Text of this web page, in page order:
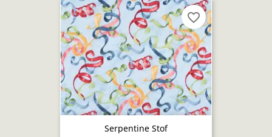
Serpentine Stof
favorite_border